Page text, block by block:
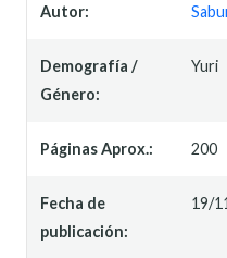
Autor:
Demografía /
Género:
Yuri
Páginas Aprox.: 200
Fecha de
publicación:
19/